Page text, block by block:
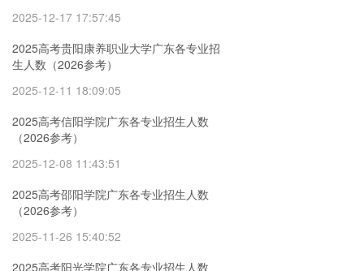
2025-12-17 17:57:45
2025高考贵阳康养职业大学广东各专业招
生人数（2026参考）
2025-12-11 18:09:05
2025高考信阳学院广东各专业招生人数
（2026参考）
2025-12-08 11:43:51
2025高考邵阳学院广东各专业招生人数
（2026参考）
2025-11-26 15:40:52
2025高考阳光学院广东各专业招生人数